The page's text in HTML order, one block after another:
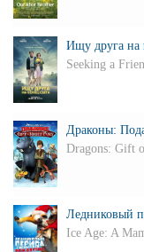
Ищу друга на
Seeking a
Драконы:
Dragons: Gift
Ледниковый
Ice Age: A